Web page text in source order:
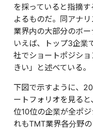
を採っていると指摘
よるものだ。同アナ
業界内の大部分のボ
いえば、トップ3企業
社でショートポジシ
きい」と述べている。
下図で示すように、
ートフォリオを見る
位10位の企業が全ポ
れもTMT業界各分野の